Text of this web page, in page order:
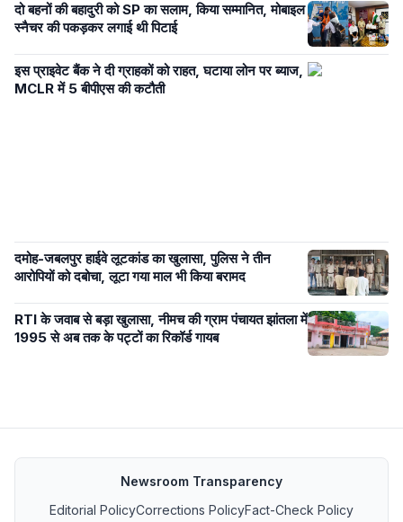
दो बहनों की बहादुरी को SP का सलाम, किया सम्मानित, मोबाइल
स्नैचर की पकड़कर लगाई थी पिटाई
इस प्राइवेट बैंक ने दी ग्राहकों को राहत, घटाया लोन पर ब्याज,
MCLR में 5 बीपीएस की कटौती
दमोह-जबलपुर हाईवे लूटकांड का खुलासा, पुलिस ने तीन
आरोपियों को दबोचा, लूटा गया माल भी किया बरामद
RTI के जवाब से बड़ा खुलासा, नीमच की ग्राम पंचायत झांतला में
1995 से अब तक के पट्टों का रिकॉर्ड गायब
Newsroom Transparency
Editorial PolicyCorrections PolicyFact-Check Policy